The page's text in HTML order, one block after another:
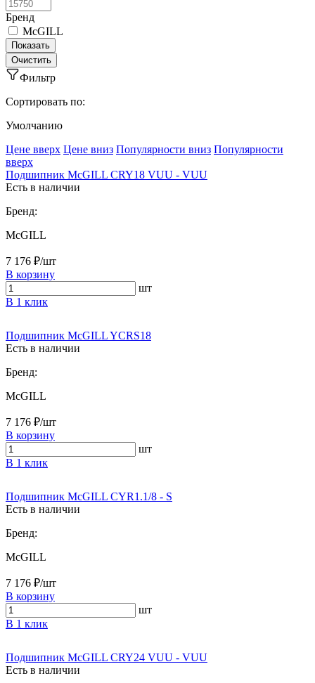
Бренд
McGILL
Фильтр
Сортировать по:
Умолчанию
Ценe вверх Ценe вниз Популярности вниз Популярности
вверх
Подшипник McGILL CRY18 VUU - VUU
Есть в наличии
Бренд:
McGILL
7 176 ₽/шт
В корзину
шт
В 1 клик
Подшипник McGILL YCRS18
Есть в наличии
Бренд:
McGILL
7 176 ₽/шт
В корзину
шт
В 1 клик
Подшипник McGILL CYR1.1/8 - S
Есть в наличии
Бренд:
McGILL
7 176 ₽/шт
В корзину
шт
В 1 клик
Подшипник McGILL CRY24 VUU - VUU
Есть в наличии